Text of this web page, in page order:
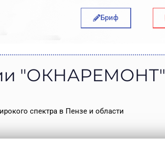
Бриф
"ОКНАРЕМОНТ"
спектра в Пензе и области